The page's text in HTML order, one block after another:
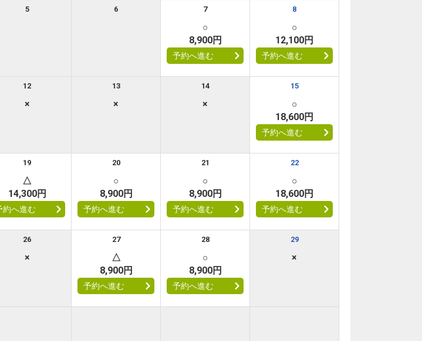
5 6 7
○
8,900円
予約へ進む
8
○
12,100円
予約へ進む
12
×
13
×
14
×
15
○
18,600円
予約へ進む
19
△
14,300円
約へ進む
20
○
8,900円
予約へ進む
21
○
8,900円
予約へ進む
22
○
18,600円
予約へ進む
26
×
27
△
8,900円
予約へ進む
28
○
8,900円
予約へ進む
29
×